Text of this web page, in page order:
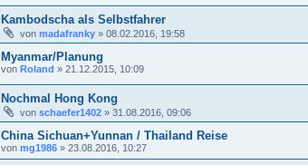
Kambodscha als Selbstfahrer
von madafranky » 08.02.2016, 19:58
Myanmar/Planung
von Roland » 21.12.2015, 10:09
Nochmal Hong Kong
von schaefer1402 » 31.08.2016, 09:06
China Sichuan+Yunnan / Thailand Reise
von mg1986 » 23.08.2016, 10:27